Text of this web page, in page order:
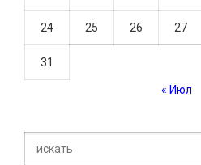
24 25 26 27
31
« Июл